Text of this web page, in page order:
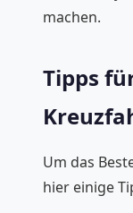
machen.
Tipps
Um das
hier einige